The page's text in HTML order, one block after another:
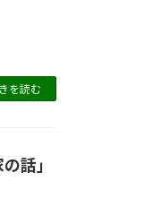
を読む
話」